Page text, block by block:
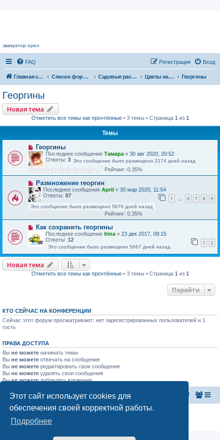
Этот сайт использует cookies для
обеспечения своей корректной работы.
Подробнее
эвакуатор орел
FAQ Вход
Регистрация
Главная страница Список форумов Садовые растения Цветы нашего сада Георгины
Георгины
Новая тема
Отметить все темы как прочтённые• 3 темы • Страница 1 из 1
Темы
Георгины
Последнее сообщение Тамара « 30 авг 2020, 20:52
Ответы: 3 Это сообщение было размещено 2174 дней назад
Рейтинг: 0.35%
Размножение георгин
Последнее сообщение April « 30 мар 2020, 11:54
Ответы: 87 1 … 6 7 8 9
Это сообщение было размещено 5676 дней назад
Рейтинг: 0.35%
Как сохранить георгины
Последнее сообщение Irina « 23 дек 2017, 09:15
Ответы: 12 1 2
Это сообщение было размещено 5667 дней назад
Новая тема
Отметить все темы как прочтённые• 3 темы • Страница 1 из 1
Перейти
КТО СЕЙЧАС НА КОНФЕРЕНЦИИ
Сейчас этот форум просматривают: нет зарегистрированных пользователей и 1
гость
ПРАВА ДОСТУПА
Вы не можете начинать темы
Вы не можете отвечать на сообщения
Вы не можете редактировать свои сообщения
Вы не можете удалять свои сообщения
Выне можетедобавлять вложения
Главная страница Список форумов
Конфиденциальность |